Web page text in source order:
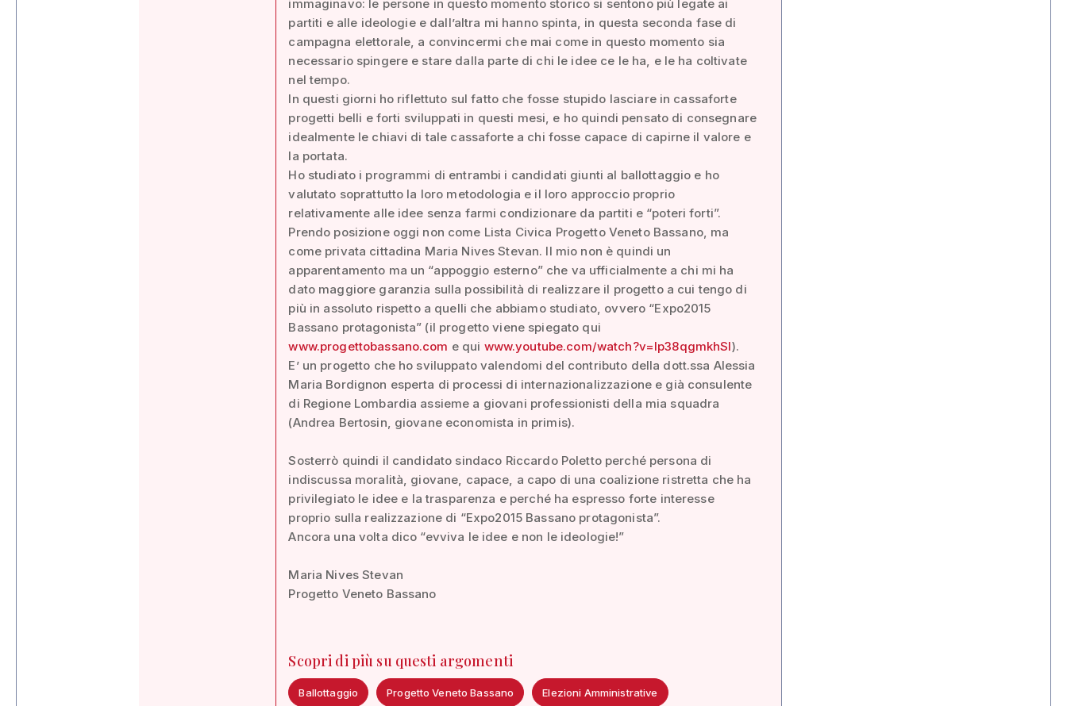
immaginavo: le persone in questo momento storico si sentono più legate ai
partiti e alle ideologie e dall’altra mi hanno spinta, in questa seconda fase di
campagna elettorale, a convincermi che mai come in questo momento sia
necessario spingere e stare dalla parte di chi le idee ce le ha, e le ha coltivate
nel tempo.
In questi giorni ho riflettuto sul fatto che fosse stupido lasciare in cassaforte
progetti belli e forti sviluppati in questi mesi, e ho quindi pensato di consegnare
idealmente le chiavi di tale cassaforte a chi fosse capace di capirne il valore e
la portata.
Ho studiato i programmi di entrambi i candidati giunti al ballottaggio e ho
valutato soprattutto la loro metodologia e il loro approccio proprio
relativamente alle idee senza farmi condizionare da partiti e “poteri forti”.
Prendo posizione oggi non come Lista Civica Progetto Veneto Bassano, ma
come privata cittadina Maria Nives Stevan. Il mio non è quindi un
apparentamento ma un “appoggio esterno” che va ufficialmente a chi mi ha
dato maggiore garanzia sulla possibilità di realizzare il progetto a cui tengo di
più in assoluto rispetto a quelli che abbiamo studiato, ovvero “Expo2015
Bassano protagonista” (il progetto viene spiegato qui
www.progettobassano.com e qui www.youtube.com/watch?v=lp38qgmkhSI).
E’ un progetto che ho sviluppato valendomi del contributo della dott.ssa Alessia
Maria Bordignon esperta di processi di internazionalizzazione e già consulente
di Regione Lombardia assieme a giovani professionisti della mia squadra
(Andrea Bertosin, giovane economista in primis).
Sosterrò quindi il candidato sindaco Riccardo Poletto perché persona di
indiscussa moralità, giovane, capace, a capo di una coalizione ristretta che ha
privilegiato le idee e la trasparenza e perché ha espresso forte interesse
proprio sulla realizzazione di “Expo2015 Bassano protagonista”.
Ancora una volta dico “evviva le idee e non le ideologie!”
Maria Nives Stevan
Progetto Veneto Bassano
Scopri di più su questi argomenti
Ballottaggio Progetto Veneto Bassano Elezioni Amministrative